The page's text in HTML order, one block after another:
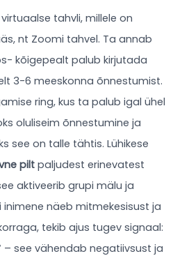
tahvli, millele on
nt Zoomi tahvel. Ta annab
kõigepealt palub kirjutada
3-6 meeskonna õnnestumist.
ring, kus ta palub igal ühel
oluliseim õnnestumine ja
see on talle tähtis. Lühikese
pilt paljudest erinevatest
aktiveerib grupi mälu ja
inimene näeb mitmekesisust ja
tekib ajus tugev signaal:
– see vähendab negatiivsust ja